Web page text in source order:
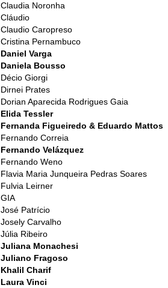
Claudia Noronha
Cláudio
Claudio Caropreso
Cristina Pernambuco
Daniel Varga
Daniela Bousso
Décio Giorgi
Dirnei Prates
Dorian Aparecida Rodrigues Gaia
Elida Tessler
Fernanda Figueiredo & Eduardo Mattos
Fernando Correia
Fernando Velázquez
Fernando Weno
Flavia Maria Junqueira Pedras Soares
Fulvia Leirner
GIA
José Patrício
Josely Carvalho
Júlia Ribeiro
Juliana Monachesi
Juliano Fragoso
Khalil Charif
Laura Vinci